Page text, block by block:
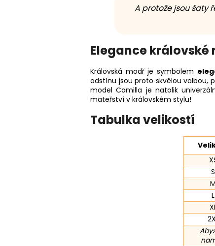
A protože jsou šaty
Elegance královské
Královská modř je symbolem
odstínu jsou proto skvělou volbou,
model Camilla je natolik
mateřství v královském stylu!
Tabulka velikostí
S
M
L